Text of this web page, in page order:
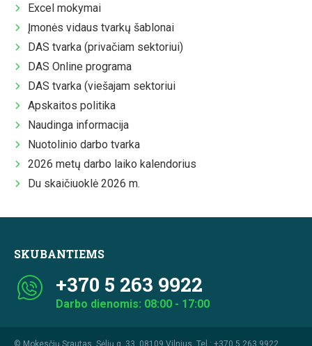
Excel mokymai
Įmonės vidaus tvarkų šablonai
DAS tvarka (privačiam sektoriui)
DAS Online programa
DAS tvarka (viešajam sektoriui
Apskaitos politika
Naudinga informacija
Nuotolinio darbo tvarka
2026 metų darbo laiko kalendorius
Du skaičiuoklė 2026 m.
SKUBANTIEMS
+370 5 263 9922
Darbo dienomis: 08:00 - 17:00
© Mokesčių Srautas, Sėlių g. 33, 08109 Vilnius. Tel.: +370 5 263 9922